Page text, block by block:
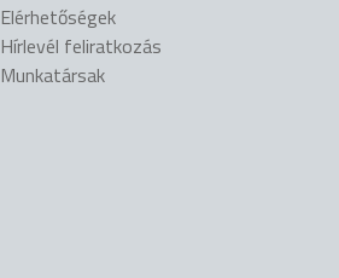
Elérhetőségek
Hírlevél feliratkozás
Munkatársak